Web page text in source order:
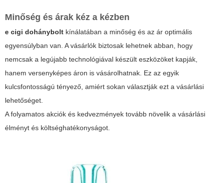
Minőség és árak kéz a kézben
e cigi dohánybolt kínálatában a minőség és az ár optimális
egyensúlyban van. A vásárlók biztosak lehetnek abban, hogy
nemcsak a legújabb technológiával készült eszközöket kapják,
hanem versenyképes áron is vásárolhatnak. Ez az egyik
kulcsfontosságú tényező, amiért sokan választják ezt a vásárlási
lehetőséget.
A folyamatos akciók és kedvezmények tovább növelik a vásárlási
élményt és költséghatékonyságot.